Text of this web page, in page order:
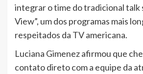
integrar o time do tradicional talk
View”, um dos programas mais
respeitados da TV americana.
Luciana Gimenez afirmou que
contato direto com a equipe da